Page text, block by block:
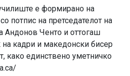
е формирано на
потпис на претседателот на
Андонов Ченто и оттогаш
на кадри и македонски бисер
како единствено уметничко